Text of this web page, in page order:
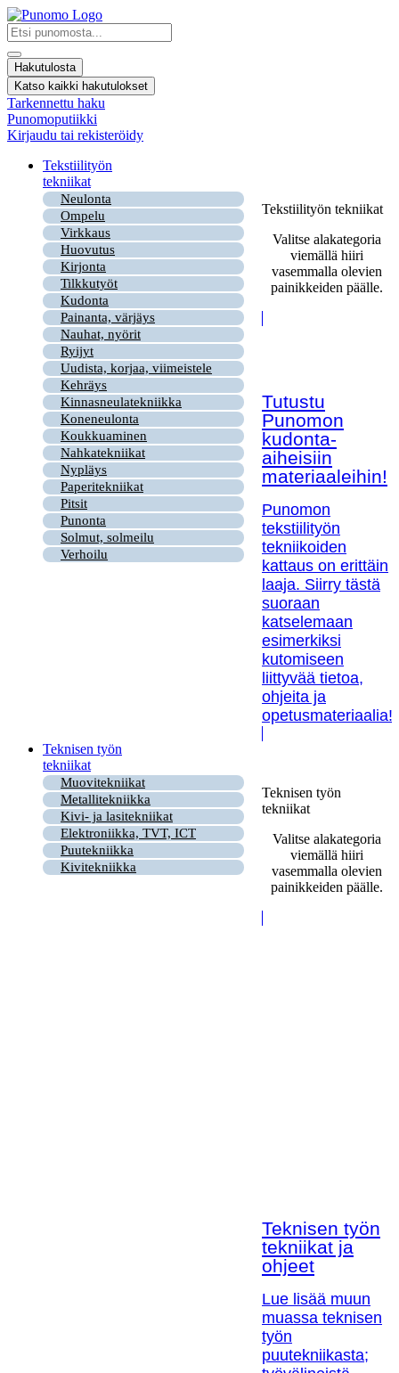
Mene
sisältöön
Search
...
Hakutulosta
Katso kaikki hakutulokset
Tarkennettu haku
Punomoputiikki
Kirjaudu tai rekisteröidy
Tekstiilityön
tekniikat
Neulonta
Ompelu
Virkkaus
Huovutus
Kirjonta
Tilkkutyöt
Kudonta
Painanta, värjäys
Nauhat, nyörit
Ryijyt
Uudista, korjaa, viimeistele
Kehräys
Kinnasneulatekniikka
Koneneulonta
Koukkuaminen
Nahkatekniikat
Nypläys
Paperitekniikat
Pitsit
Punonta
Solmut, solmeilu
Verhoilu
Tekstiilityön tekniikat
Valitse alakategoria
viemällä hiiri
vasemmalla olevien
painikkeiden päälle.
Tutustu
Punomon
kudonta-
aiheisiin
materiaaleihin!
Punomon
tekstiilityön
tekniikoiden
kattaus on erittäin
laaja. Siirry tästä
suoraan
katselemaan
esimerkiksi
kutomiseen
liittyvää tietoa,
ohjeita ja
opetusmateriaalia!
Teknisen työn
tekniikat
Muovitekniikat
Metallitekniikka
Kivi- ja lasitekniikat
Elektroniikka, TVT, ICT
Puutekniikka
Kivitekniikka
Teknisen työn
tekniikat
Valitse alakategoria
viemällä hiiri
vasemmalla olevien
painikkeiden päälle.
Teknisen työn
tekniikat ja
ohjeet
Lue lisää muun
muassa teknisen
työn
puutekniikasta;